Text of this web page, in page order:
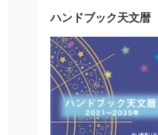
ハンドブック天文暦